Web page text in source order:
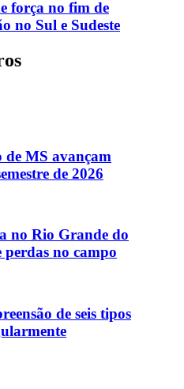
força no fim de
no Sul e Sudeste
de MS avançam
de 2026
no Rio Grande do
perdas no campo
de seis tipos